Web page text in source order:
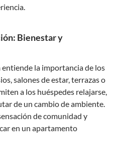
Bienestar y
la importancia de los
salones de estar, terrazas o
a los huéspedes relajarse,
de un cambio de ambiente.
de comunidad y
en un apartamento